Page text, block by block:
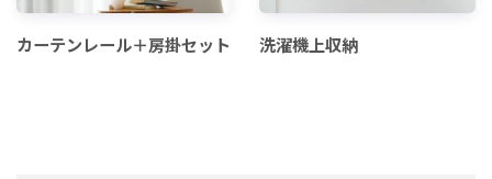
カーテンレール＋房掛セット 洗濯機上収納